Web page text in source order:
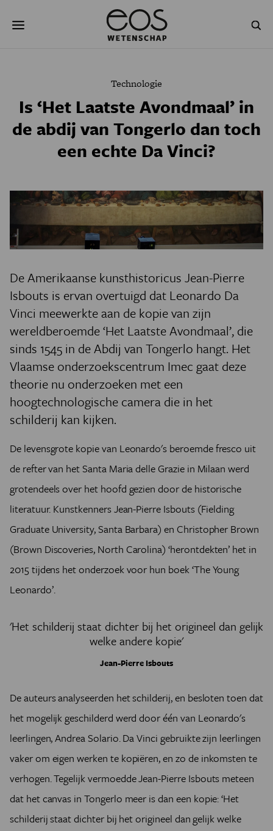
naar
NATUURWETENSCHAPPEN GESCHIEDENIS
PSYCHE & BREIN BLOGS
PODCAST AGENDA
Technologie
Is ‘Het Laatste Avondmaal’ in
de abdij van Tongerlo dan toch
een echte Da Vinci?
De Amerikaanse kunsthistoricus Jean-Pierre
Isbouts is ervan overtuigd dat Leonardo Da
Vinci meewerkte aan de kopie van zijn
wereldberoemde ‘Het Laatste Avondmaal’, die
sinds 1545 in de Abdij van Tongerlo hangt. Het
Vlaamse onderzoekscentrum Imec gaat deze
theorie nu onderzoeken met een
hoogtechnologische camera die in het
schilderij kan kijken.
De levensgrote kopie van Leonardo's beroemde fresco uit
de refter van het Santa Maria delle Grazie in Milaan werd
grotendeels over het hoofd gezien door de historische
literatuur. Kunstkenners Jean-Pierre Isbouts (Fielding
Graduate University, Santa Barbara) en Christopher Brown
(Brown Discoveries, North Carolina) ‘herontdekten’ het in
2015 tijdens het onderzoek voor hun boek ‘The Young
Leonardo’.
'Het schilderij staat dichter bij het origineel dan gelijk
welke andere kopie'
Jean-Pierre Isbouts
De auteurs analyseerden het schilderij, en besloten toen dat
het mogelijk geschilderd werd door één van Leonardo's
leerlingen, Andrea Solario. Da Vinci gebruikte zijn leerlingen
vaker om eigen werken te kopiëren, en zo de inkomsten te
verhogen. Tegelijk vermoedde Jean-Pierre Isbouts meteen
dat het canvas in Tongerlo meer is dan een kopie: ‘Het
schilderij staat dichter bij het origineel dan gelijk welke